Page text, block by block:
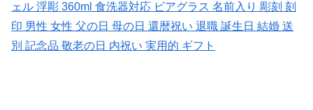
ェル 浮彫 360ml 食洗器対応 ビアグラス 名前入り 彫刻 刻
印 男性 女性 父の日 母の日 還暦祝い 退職 誕生日 結婚 送
別 記念品 敬老の日 内祝い 実用的 ギフト